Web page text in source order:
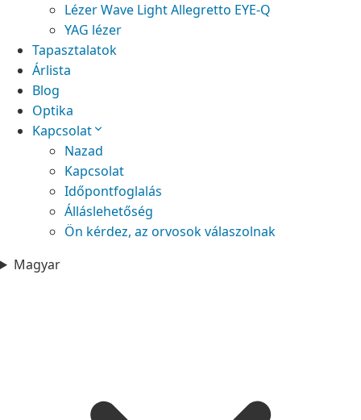
Lézer Wave Light Allegretto EYE-Q
YAG lézer
Tapasztalatok
Árlista
Blog
Optika
Kapcsolat
Nazad
Kapcsolat
Időpontfoglalás
Álláslehetőség
Ön kérdez, az orvosok válaszolnak
Magyar